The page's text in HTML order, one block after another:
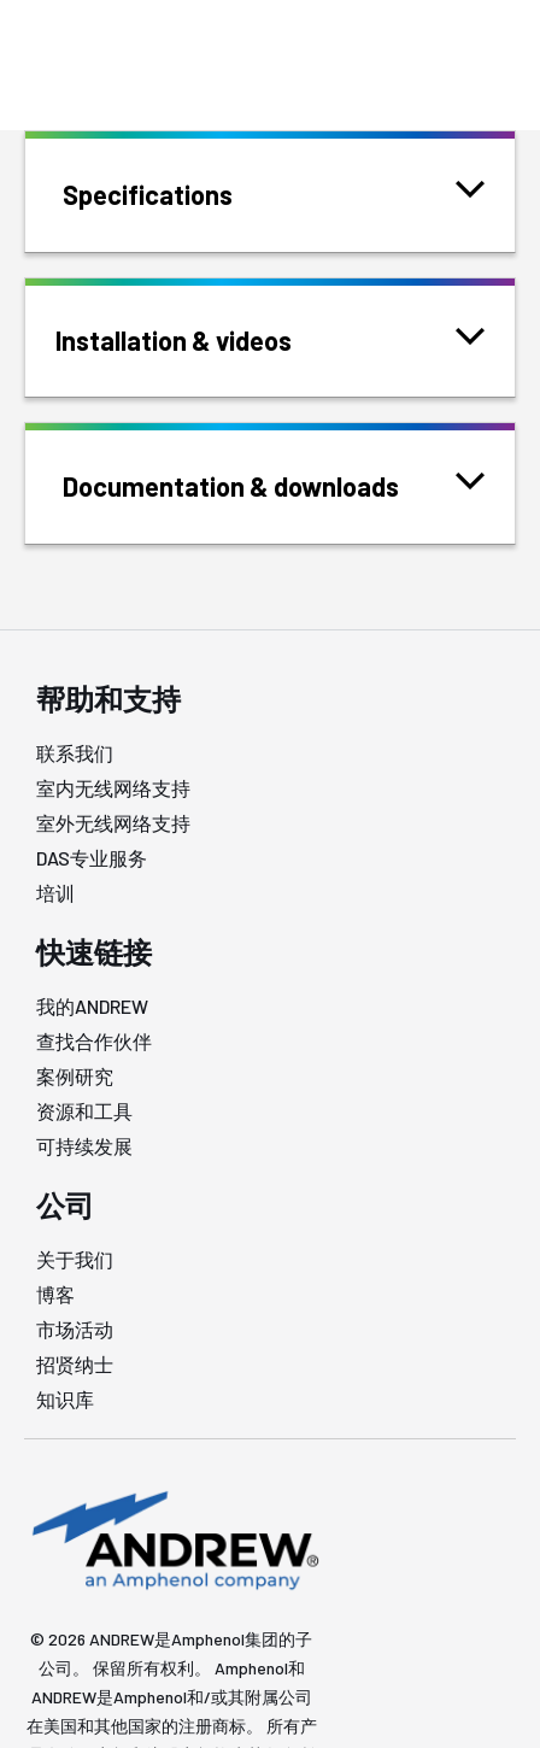
Specifications
Installation & videos
Documentation & downloads
帮助和支持
联系我们
室内无线网络支持
室外无线网络支持
DAS专业服务
培训
快速链接
我的ANDREW
查找合作伙伴
案例研究
资源和工具
可持续发展
公司
关于我们
博客
市场活动
招贤纳士
知识库
© 2026 ANDREW是Amphenol集团的子
公司。 保留所有权利。 Amphenol和
ANDREW是Amphenol和/或其附属公司
在美国和其他国家的注册商标。 所有产